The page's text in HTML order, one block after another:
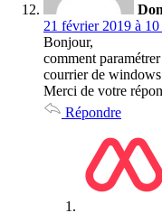
21 février 2019 à
Bonjour,
comment
courrier de
Merci de votre
Répondre